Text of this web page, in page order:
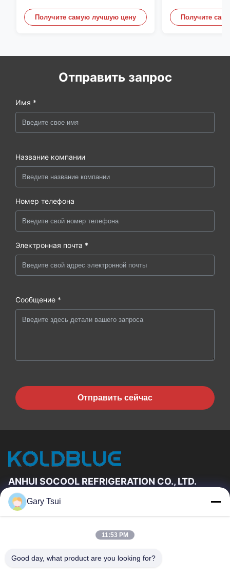
освещением СИД
Получите самую лучшую цену
небом
витринные
Получите
Отправить запрос
Имя *
Название компании
Номер телефона
Электронная почта *
Сообщение *
Отправить сейчас
ANHUI SOCOOL REFRIGERATION CO., LTD.
Быстрые Связи
О Нас
Путешествие Фабрики
Проверка Качества
Gary Tsui
11:53 PM
Good day, what product are you looking for?